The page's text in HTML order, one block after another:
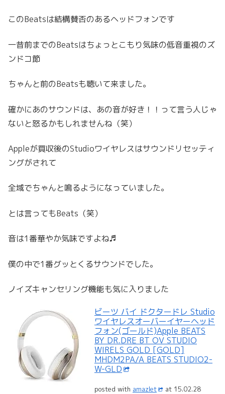
このBeatsは結構賛否のあるヘッドフォンです
一昔前までのBeatsはちょっとこもり気味の低音重視のズ
ンドコ節
ちゃんと前のBeatsも聴いて来ました。
確かにあのサウンドは、あの音が好き！！って言う人じゃ
ないと怒るかもしれませんね（笑）
Appleが買収後のStudioワイヤレスはサウンドリセッティ
ングがされて
全域でちゃんと鳴るようになっていました。
とは言ってもBeats（笑）
音は1番華やか気味ですよね♬
僕の中で1番グッとくるサウンドでした。
ノイズキャンセリング機能も気に入りました
ビーツ バイ ドクタードレ Studio
ワイヤレスオーバーイヤーヘッド
フォン(ゴールド)Apple BEATS
BY DR.DRE BT OV STUDIO
WIRELS GOLD [GOLD]
MHDM2PA/A BEATS STUDIO2-
W-GLD
posted with amazlet at 15.02.28